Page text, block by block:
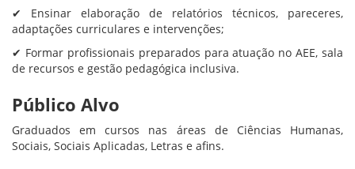
✔ Ensinar elaboração de relatórios técnicos, pareceres,
adaptações curriculares e intervenções;
✔ Formar profissionais preparados para atuação no AEE, sala
de recursos e gestão pedagógica inclusiva.
Público Alvo
Graduados em cursos nas áreas de Ciências Humanas,
Sociais, Sociais Aplicadas, Letras e afins.